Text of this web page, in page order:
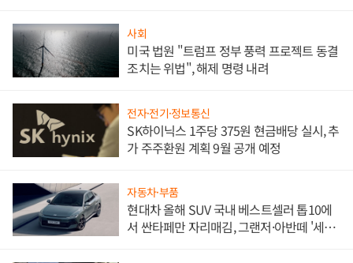
사회
미국 법원 "트럼프 정부 풍력 프로젝트 동결
조치는 위법", 해제 명령 내려
전자·전기·정보통신
SK하이닉스 1주당 375원 현금배당 실시, 추
가 주주환원 계획 9월 공개 예정
자동차·부품
현대차 올해 SUV 국내 베스트셀러 톱10에
서 싼타페만 자리매김, 그랜저·아반떼 '세단